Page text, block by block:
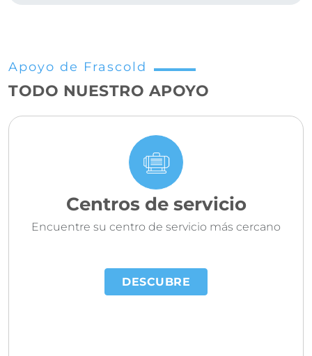
Apoyo de Frascold
TODO NUESTRO APOYO
Centros de servicio
Encuentre su centro de servicio más cercano
DESCUBRE